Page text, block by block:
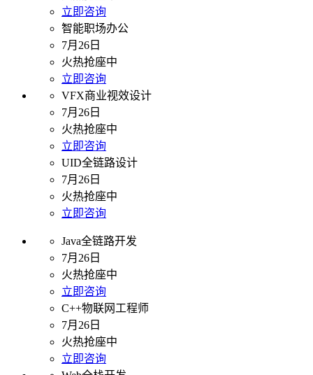
立即咨询
智能职场办公
7月26日
火热抢座中
立即咨询
VFX商业视效设计
7月26日
火热抢座中
立即咨询
UID全链路设计
7月26日
火热抢座中
立即咨询
Java全链路开发
7月26日
火热抢座中
立即咨询
C++物联网工程师
7月26日
火热抢座中
立即咨询